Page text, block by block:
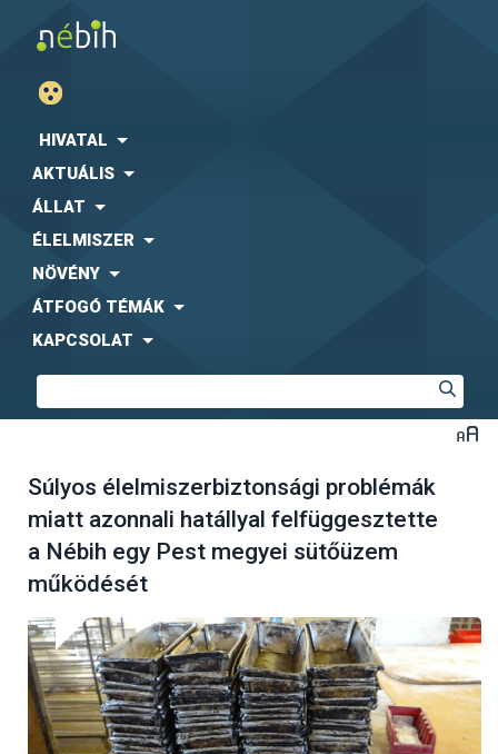
HIVATAL
AKTUÁLIS
ÁLLAT
ÉLELMISZER
NÖVÉNY
ÁTFOGÓ TÉMÁK
KAPCSOLAT
Súlyos élelmiszerbiztonsági problémák
miatt azonnali hatállyal felfüggesztette
a Nébih egy Pest megyei sütőüzem
működését